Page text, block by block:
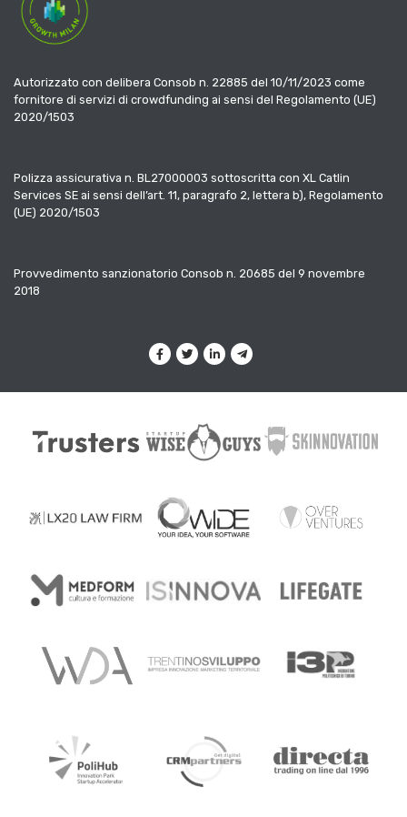
Autorizzato con delibera Consob n. 22885 del 10/11/2023 come
fornitore di servizi di crowdfunding ai sensi del Regolamento (UE)
2020/1503
Polizza assicurativa n. BL27000003 sottoscritta con XL Catlin
Services SE ai sensi dell’art. 11, paragrafo 2, lettera b), Regolamento
(UE) 2020/1503
Provvedimento sanzionatorio Consob n. 20685 del 9 novembre
2018